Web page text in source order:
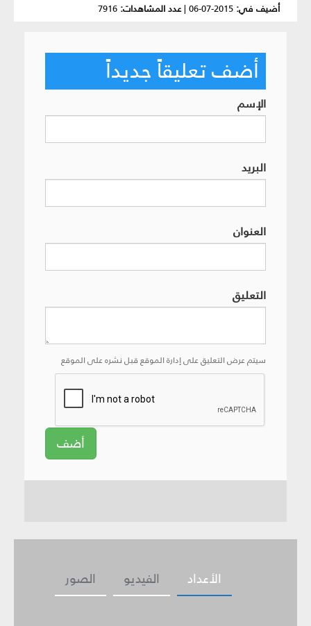
أضيف في: 2015-07-06
|عدد المشاهدات: 7916
أضف تعليقاً جديداً
الإسم
البريد
العنوان
التعليق
سيتم عرض التعليق على إدارة الموقع قبل نشره على الموقع
أضف
الصور الفيديو الأعداد